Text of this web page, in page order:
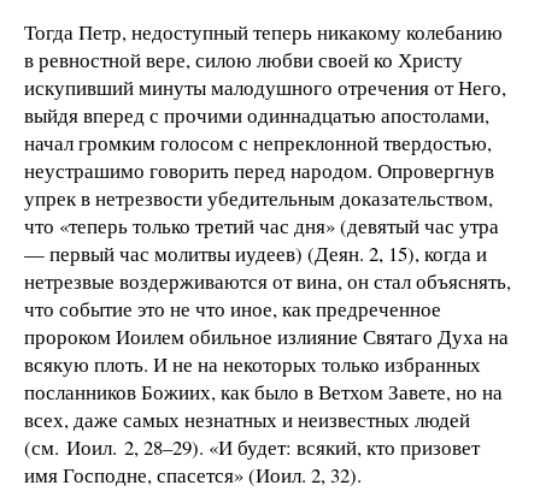
Тогда Петр, недоступный теперь никакому колебанию
в ревностной вере, силою любви своей ко Христу
искупивший минуты малодушного отречения от Него,
выйдя вперед с прочими одиннадцатью апостолами,
начал громким голосом с непреклонной твердостью,
неустрашимо говорить перед народом. Опровергнув
упрек в нетрезвости убедительным доказательством,
что «теперь только третий час дня» (девятый час утра
— первый час молитвы иудеев) (Деян. 2, 15), когда и
нетрезвые воздерживаются от вина, он стал объяснять,
что событие это не что иное, как предреченное
пророком Иоилем обильное излияние Святаго Духа на
всякую плоть. И не на некоторых только избранных
посланников Божиих, как было в Ветхом Завете, но на
всех, даже самых незнатных и неизвестных людей
(см. Иоил. 2, 28–29). «И будет: всякий, кто призовет
имя Господне, спасется» (Иоил. 2, 32).